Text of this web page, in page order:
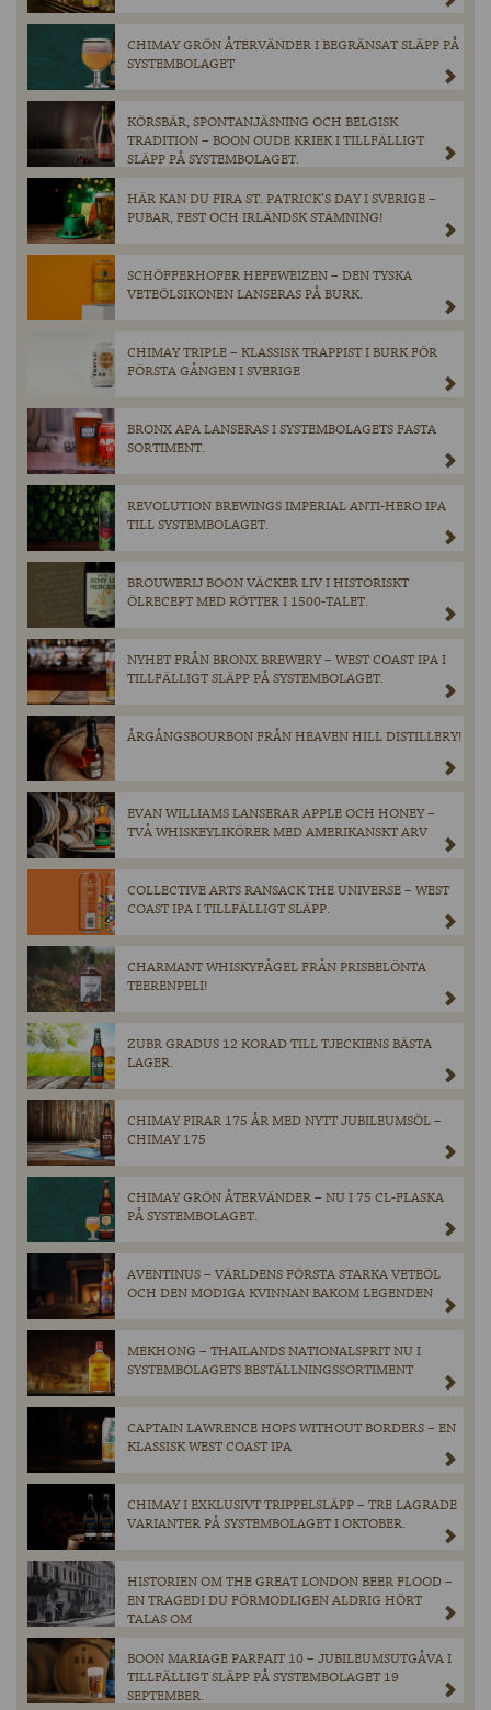
CHIMAY GRÖN ÅTERVÄNDER I BEGRÄNSAT SLÄPP PÅ
SYSTEMBOLAGET
KÖRSBÄR, SPONTANJÄSNING OCH BELGISK
TRADITION – BOON OUDE KRIEK I TILLFÄLLIGT
SLÄPP PÅ SYSTEMBOLAGET.
HÄR KAN DU FIRA ST. PATRICK’S DAY I SVERIGE –
PUBAR, FEST OCH IRLÄNDSK STÄMNING!
SCHÖFFERHOFER HEFEWEIZEN – DEN TYSKA
VETEÖLSIKONEN LANSERAS PÅ BURK.
CHIMAY TRIPLE – KLASSISK TRAPPIST I BURK FÖR
FÖRSTA GÅNGEN I SVERIGE
BRONX APA LANSERAS I SYSTEMBOLAGETS FASTA
SORTIMENT.
REVOLUTION BREWINGS IMPERIAL ANTI-HERO IPA
TILL SYSTEMBOLAGET.
BROUWERIJ BOON VÄCKER LIV I HISTORISKT
ÖLRECEPT MED RÖTTER I 1500-TALET.
NYHET FRÅN BRONX BREWERY – WEST COAST IPA I
TILLFÄLLIGT SLÄPP PÅ SYSTEMBOLAGET.
ÅRGÅNGSBOURBON FRÅN HEAVEN HILL DISTILLERY!
EVAN WILLIAMS LANSERAR APPLE OCH HONEY –
TVÅ WHISKEYLIKÖRER MED AMERIKANSKT ARV
COLLECTIVE ARTS RANSACK THE UNIVERSE – WEST
COAST IPA I TILLFÄLLIGT SLÄPP.
CHARMANT WHISKYFÅGEL FRÅN PRISBELÖNTA
TEERENPELI!
ZUBR GRADUS 12 KORAD TILL TJECKIENS BÄSTA
LAGER.
CHIMAY FIRAR 175 ÅR MED NYTT JUBILEUMSÖL –
CHIMAY 175
CHIMAY GRÖN ÅTERVÄNDER – NU I 75 CL-FLASKA
PÅ SYSTEMBOLAGET.
AVENTINUS – VÄRLDENS FÖRSTA STARKA VETEÖL
OCH DEN MODIGA KVINNAN BAKOM LEGENDEN
MEKHONG – THAILANDS NATIONALSPRIT NU I
SYSTEMBOLAGETS BESTÄLLNINGSSORTIMENT
CAPTAIN LAWRENCE HOPS WITHOUT BORDERS – EN
KLASSISK WEST COAST IPA
CHIMAY I EXKLUSIVT TRIPPELSLÄPP – TRE LAGRADE
VARIANTER PÅ SYSTEMBOLAGET I OKTOBER.
HISTORIEN OM THE GREAT LONDON BEER FLOOD –
EN TRAGEDI DU FÖRMODLIGEN ALDRIG HÖRT
TALAS OM
BOON MARIAGE PARFAIT 10 – JUBILEUMSUTGÅVA I
TILLFÄLLIGT SLÄPP PÅ SYSTEMBOLAGET 19
SEPTEMBER.